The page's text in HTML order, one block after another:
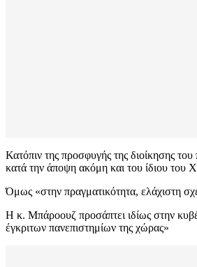
Κατόπιν της προσφυγής της διοίκησης
κατά την άποψη ακόμη και του ίδιου του
Όμως «στην πραγματικότητα, ελάχιστη
Η κ. Μπάροουζ προσάπτει ιδίως στην
έγκριτων πανεπιστημίων της χώρας»